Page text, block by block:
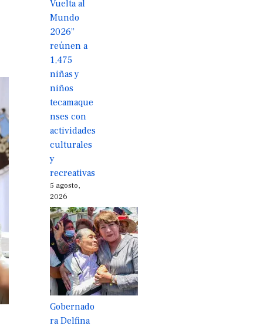
Vuelta al
Mundo
2026”
reúnen a
1,475
niñas y
niños
tecamaque
nses con
actividades
culturales
y
recreativas
5 agosto,
2026
Gobernado
ra Delfina